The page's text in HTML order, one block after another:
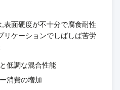
表面硬度が不十分で腐食耐性
リケーションでしばしば苦労
低調な混合性能
消費の増加